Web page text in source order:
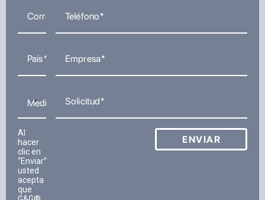
Correo electrónico
Teléfono
País Empresa
Medio por el que te enteraste
Solicitud
Al
hacer
clic en
“Enviar”
usted
acepta
que
ENVIAR